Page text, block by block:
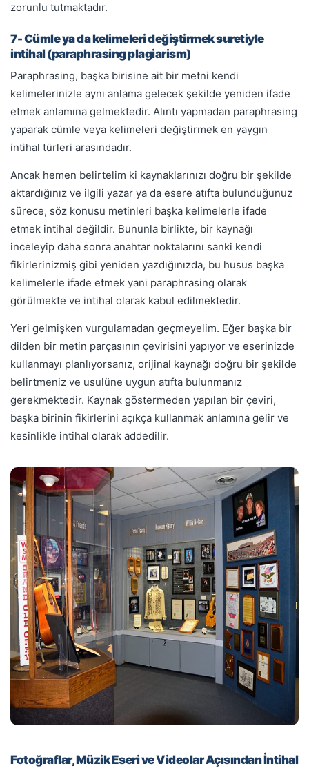
zorunlu tutmaktadır.
7- Cümle ya da kelimeleri değiştirmek suretiyle
intihal (paraphrasing plagiarism)
Paraphrasing, başka birisine ait bir metni kendi
kelimelerinizle aynı anlama gelecek şekilde yeniden ifade
etmek anlamına gelmektedir. Alıntı yapmadan paraphrasing
yaparak cümle veya kelimeleri değiştirmek en yaygın
intihal türleri arasındadır.
Ancak hemen belirtelim ki kaynaklarınızı doğru bir şekilde
aktardığınız ve ilgili yazar ya da esere atıfta bulunduğunuz
sürece, söz konusu metinleri başka kelimelerle ifade
etmek intihal değildir. Bununla birlikte, bir kaynağı
inceleyip daha sonra anahtar noktalarını sanki kendi
fikirlerinizmiş gibi yeniden yazdığınızda, bu husus başka
kelimelerle ifade etmek yani paraphrasing olarak
görülmekte ve intihal olarak kabul edilmektedir.
Yeri gelmişken vurgulamadan geçmeyelim. Eğer başka bir
dilden bir metin parçasının çevirisini yapıyor ve eserinizde
kullanmayı planlıyorsanız, orijinal kaynağı doğru bir şekilde
belirtmeniz ve usulüne uygun atıfta bulunmanız
gerekmektedir. Kaynak göstermeden yapılan bir çeviri,
başka birinin fikirlerini açıkça kullanmak anlamına gelir ve
kesinlikle intihal olarak addedilir.
Fotoğraflar, Müzik Eseri ve Videolar Açısından İntihal